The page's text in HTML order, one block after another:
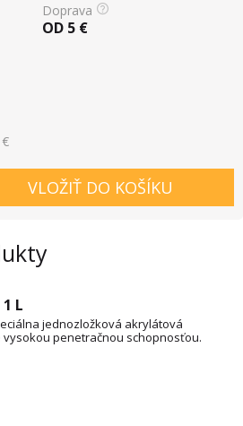
Doprava
OD 5 €
VLOŽIŤ DO KOŠÍKU
L
jednozložková akrylátová
penetračnou schopnosťou.